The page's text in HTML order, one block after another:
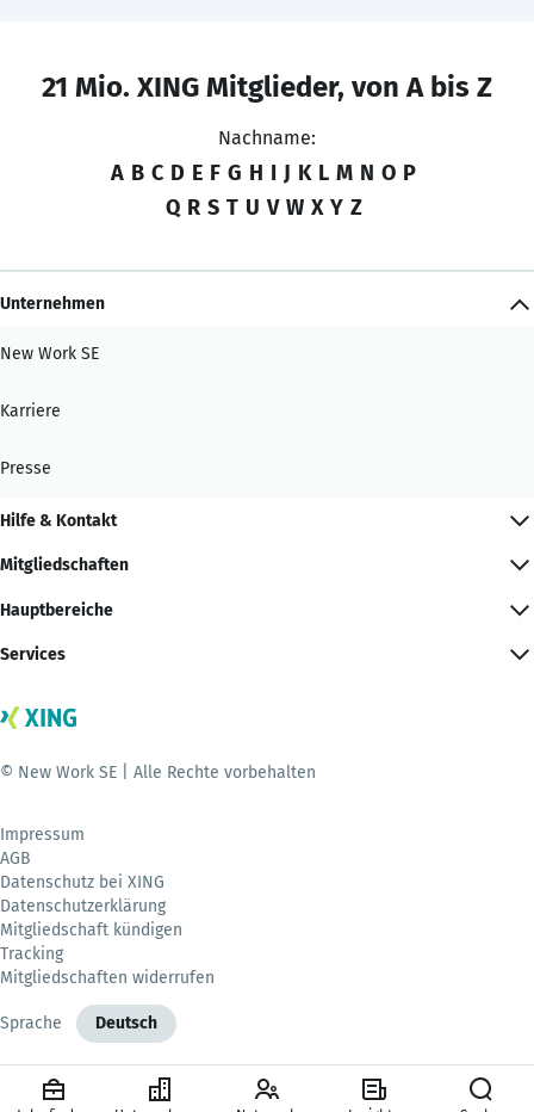
21 Mio. XING Mitglieder, von A bis Z
Nachname:
A B C D E F G H I J K L M N O P
Q R S T U V W X Y Z
Unternehmen
New Work SE
Karriere
Presse
Hilfe & Kontakt
Mitgliedschaften
Hauptbereiche
Services
© New Work SE | Alle Rechte vorbehalten
Impressum
AGB
Datenschutz bei XING
Datenschutzerklärung
Mitgliedschaft kündigen
Tracking
Mitgliedschaften widerrufen
Sprache Deutsch